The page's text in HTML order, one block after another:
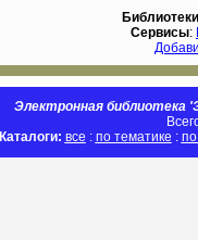
Библиотеки
Сервисы:
Электронная библиотека
Каталоги: все : по тематике :